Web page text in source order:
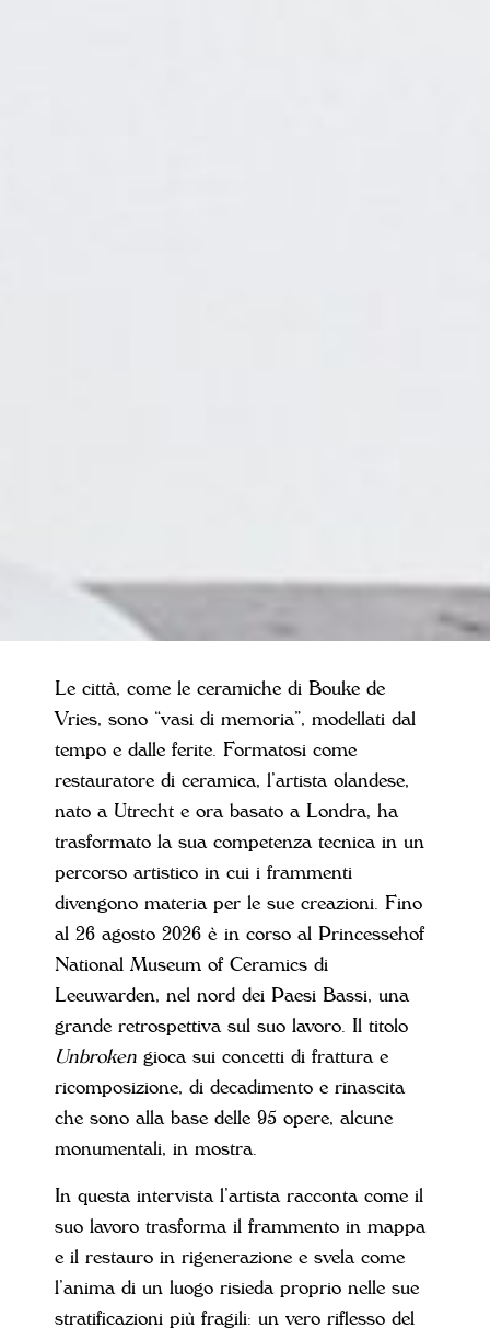
Le città, come le ceramiche di Bouke de
Vries, sono “vasi di memoria”, modellati dal
tempo e dalle ferite. Formatosi come
restauratore di ceramica, l’artista olandese,
nato a Utrecht e ora basato a Londra, ha
trasformato la sua competenza tecnica in un
percorso artistico in cui i frammenti
divengono materia per le sue creazioni. Fino
al 26 agosto 2026 è in corso al Princessehof
National Museum of Ceramics di
Leeuwarden, nel nord dei Paesi Bassi, una
grande retrospettiva sul suo lavoro. Il titolo
Unbroken gioca sui concetti di frattura e
ricomposizione, di decadimento e rinascita
che sono alla base delle 95 opere, alcune
monumentali, in mostra.
In questa intervista l’artista racconta come il
suo lavoro trasforma il frammento in mappa
e il restauro in rigenerazione e svela come
l’anima di un luogo risieda proprio nelle sue
stratificazioni più fragili: un vero riflesso del